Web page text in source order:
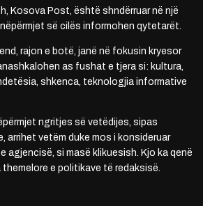
Kosova Post, është shndërruar në një
së cilës informohen qytetarët.
rajon e botë, janë në fokusin kryesor
as fushat e tjera si: kultura,
shkenca, teknologjia informative
ngritjes së vetëdijes, sipas
arrihet vetëm duke mos i konsideruar
agjencisë, si masë klikuesish. Kjo ka qenë
themelore e politikave të redaksisë.